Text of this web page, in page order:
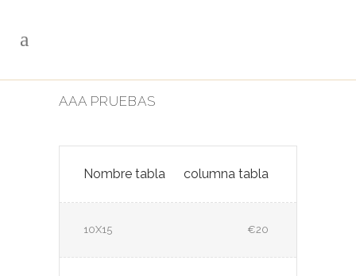
AAA PRUEBAS
Nombre tabla columna tabla
10X15 €20